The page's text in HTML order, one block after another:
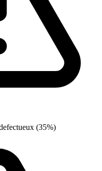
(35%)